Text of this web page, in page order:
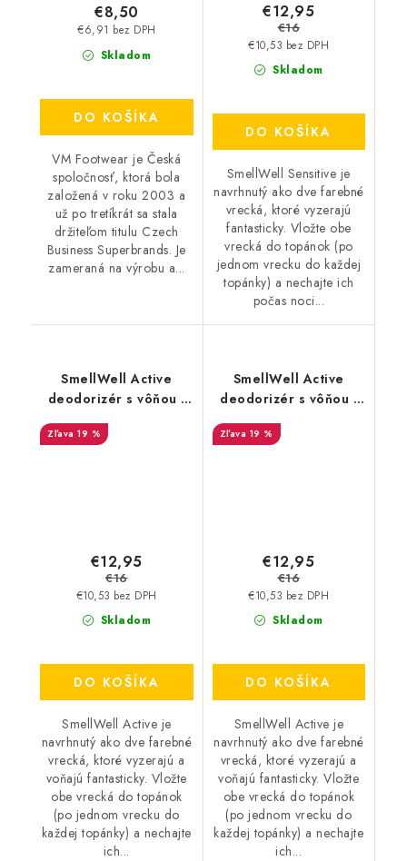
Skladom
€6,91 bez DPH
€8,50
DO KOŠÍKA
VM Footwear je Česká
spoločnosť, ktorá bola
založená v roku 2003 a
už po tretíkrát sa stala
držiteľom titulu Czech
Business Superbrands. Je
zameraná na výrobu a...
Skladom
€10,53 bez DPH
€12,95
€16
DO KOŠÍKA
SmellWell Sensitive je
navrhnutý ako dve farebné
vrecká, ktoré vyzerajú
fantasticky. Vložte obe
vrecká do topánok (po
jednom vrecku do každej
topánky) a nechajte ich
počas noci...
SmellWell Active
deodorizér s vôňou -
Geometric Orange
19 %
Skladom
€10,53 bez DPH
€12,95
€16
DO KOŠÍKA
SmellWell Active je
navrhnutý ako dve farebné
vrecká, ktoré vyzerajú a
voňajú fantasticky. Vložte
obe vrecká do topánok
(po jednom vrecku do
každej topánky) a nechajte
ich...
SmellWell Active
deodorizér s vôňou -
Camo Green
19 %
Skladom
€10,53 bez DPH
€12,95
€16
DO KOŠÍKA
SmellWell Active je
navrhnutý ako dve farebné
vrecká, ktoré vyzerajú a
voňajú fantasticky. Vložte
obe vrecká do topánok
(po jednom vrecku do
každej topánky) a nechajte
ich...